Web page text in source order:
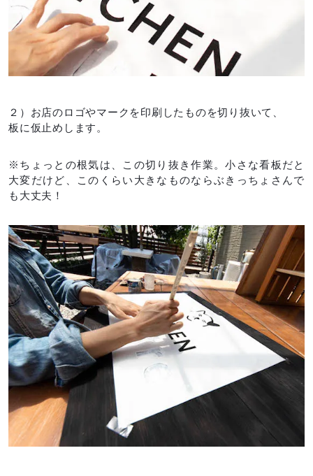
２）お店のロゴやマークを印刷したものを切り抜いて、
板に仮止めします。
※ちょっとの根気は、この切り抜き作業。小さな看板だと
大変だけど、このくらい大きなものならぶきっちょさんで
も大丈夫！